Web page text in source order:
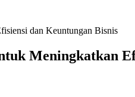
dan Keuntungan Bisnis
Meningkatkan